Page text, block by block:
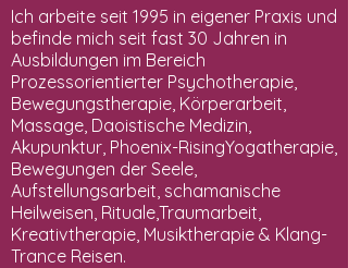
Ich arbeite seit 1995 in eigener Praxis und
befinde mich seit fast 30 Jahren in
Ausbildungen im Bereich
Prozessorientierter Psychotherapie,
Bewegungstherapie, Körperarbeit,
Massage, Daoistische Medizin,
Akupunktur, Phoenix-RisingYogatherapie,
Bewegungen der Seele,
Aufstellungsarbeit, schamanische
Heilweisen, Rituale,Traumarbeit,
Kreativtherapie, Musiktherapie & Klang-
Trance Reisen.